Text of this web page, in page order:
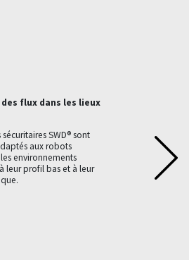
flux dans les lieux
SWD® sont
aux robots
environnements
leur profil bas et à leur